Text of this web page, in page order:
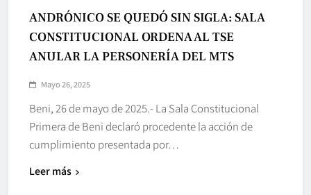
ANDRÓNICO SE QUEDÓ SIN SIGLA: SALA
CONSTITUCIONAL ORDENA AL TSE
ANULAR LA PERSONERÍA DEL MTS
Mayo 26, 2025
Beni, 26 de mayo de 2025.- La Sala Constitucional
Primera de Beni declaró procedente la acción de
cumplimiento presentada por…
Leer más